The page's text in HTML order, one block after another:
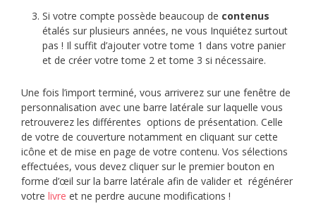
Si votre compte possède beaucoup de contenus
étalés sur plusieurs années, ne vous Inquiétez surtout
pas ! Il suffit d’ajouter votre tome 1 dans votre panier
et de créer votre tome 2 et tome 3 si nécessaire.
Une fois l’import terminé, vous arriverez sur une fenêtre de
personnalisation avec une barre latérale sur laquelle vous
retrouverez les différentes options de présentation. Celle
de votre de couverture notamment en cliquant sur cette
icône et de mise en page de votre contenu. Vos sélections
effectuées, vous devez cliquer sur le premier bouton en
forme d’œil sur la barre latérale afin de valider et régénérer
votre livre et ne perdre aucune modifications !